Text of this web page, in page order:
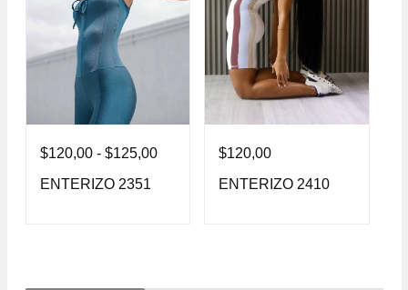
$120,00 - $125,00
ENTERIZO 2351
$120,00
ENTERIZO 2410